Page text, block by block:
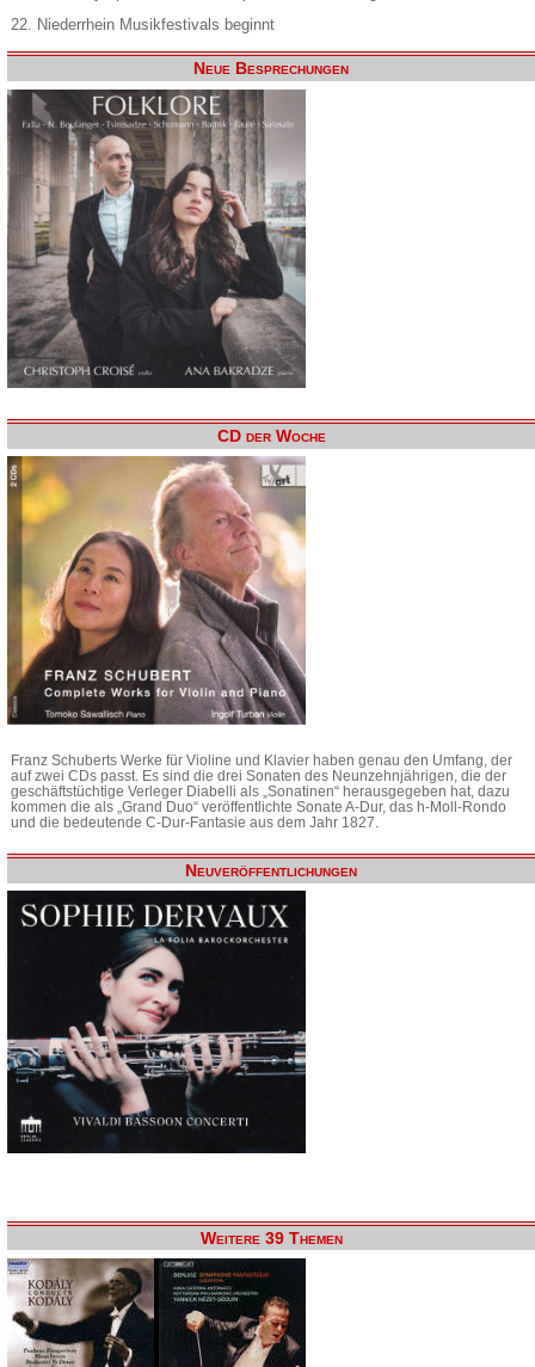
22. Niederrhein Musikfestivals beginnt
Neue Besprechungen
CD der Woche
Franz Schuberts Werke für Violine und Klavier haben genau den Umfang, der
auf zwei CDs passt. Es sind die drei Sonaten des Neunzehnjährigen, die der
geschäftstüchtige Verleger Diabelli als „Sonatinen“ herausgegeben hat, dazu
kommen die als „Grand Duo“ veröffentlichte Sonate A-Dur, das h-Moll-Rondo
und die bedeutende C-Dur-Fantasie aus dem Jahr 1827.
Neuveröffentlichungen
Weitere 39 Themen